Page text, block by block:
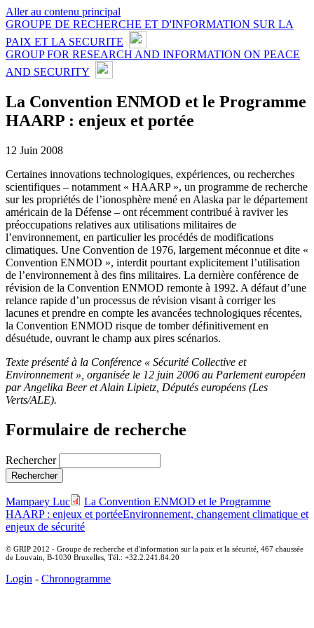
Aller au contenu principal
GROUPE DE RECHERCHE ET D'INFORMATION SUR LA
PAIX ET LA SECURITE
GROUP FOR RESEARCH AND INFORMATION ON PEACE
AND SECURITY
La Convention ENMOD et le Programme
HAARP : enjeux et portée
12 Juin 2008
Certaines innovations technologiques, expériences, ou recherches
scientifiques – notamment « HAARP », un programme de recherche
sur les propriétés de l’ionosphère mené en Alaska par le département
américain de la Défense – ont récemment contribué à raviver les
préoccupations relatives aux utilisations militaires de
l’environnement, en particulier les procédés de modifications
climatiques. Une Convention de 1976, largement méconnue et dite «
Convention ENMOD », interdit pourtant explicitement l’utilisation
de l’environnement à des fins militaires. La dernière conférence de
révision de la Convention ENMOD remonte à 1992. A défaut d’une
relance rapide d’un processus de révision visant à corriger les
lacunes et prendre en compte les avancées technologiques récentes,
la Convention ENMOD risque de tomber définitivement en
désuétude, ouvrant le champ aux pires scénarios.
Texte présenté à la Conférence « Sécurité Collective et
Environnement », organisée le 12 juin 2006 au Parlement européen
par Angelika Beer et Alain Lipietz, Députés européens (Les
Verts/ALE).
Formulaire de recherche
Rechercher
Mampaey Luc
La Convention ENMOD et le Programme
HAARP : enjeux et portéeEnvironnement, changement climatique et
enjeux de sécurité
© GRIP 2012 - Groupe de recherche et d'information sur la paix et la sécurité, 467 chaussée
de Louvain, B-1030 Bruxelles, Tél.: +32.2.241.84.20
Login - Chronogramme